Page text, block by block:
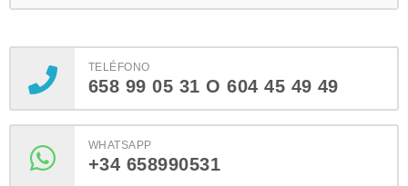
TELÉFONO
658 99 05 31 O 604 45 49 49
WHATSAPP
+34 658990531